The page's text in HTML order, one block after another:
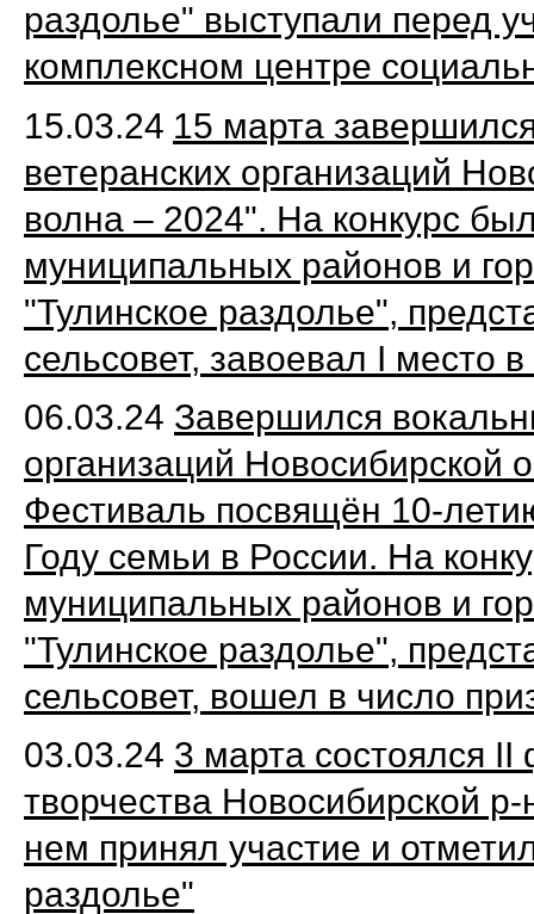
раздолье" выступали перед
комплексном центре
15.03.24 15 марта
ветеранских организаций
волна – 2024". На конкурс
муниципальных районов и
"Тулинское раздолье",
сельсовет, завоевал I место
06.03.24 Завершился
организаций Новосибирской
Фестиваль посвящён 10-
Году семьи в России. На
муниципальных районов и
"Тулинское раздолье",
сельсовет, вошел в число
03.03.24 3 марта состоялся II
творчества Новосибирской
нем принял участие и
раздолье"